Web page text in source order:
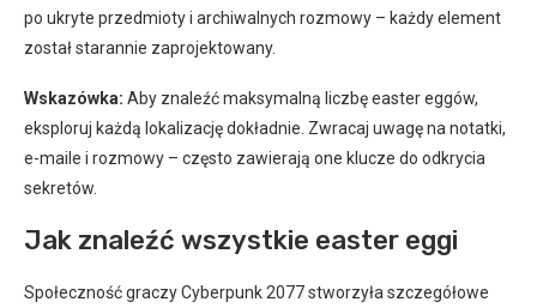
po ukryte przedmioty i archiwalnych rozmowy – każdy element
został starannie zaprojektowany.
Wskazówka: Aby znaleźć maksymalną liczbę easter eggów,
eksploruj każdą lokalizację dokładnie. Zwracaj uwagę na notatki,
e-maile i rozmowy – często zawierają one klucze do odkrycia
sekretów.
Jak znaleźć wszystkie easter eggi
Społeczność graczy Cyberpunk 2077 stworzyła szczegółowe